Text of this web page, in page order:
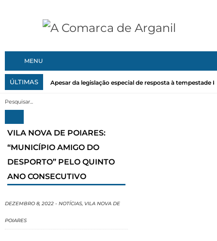
MENU
ÚLTIMAS Apesar da legislação especial de resposta à tempestade
VILA NOVA DE POIARES:
“MUNICÍPIO AMIGO DO
DESPORTO” PELO QUINTO
ANO CONSECUTIVO
DEZEMBRO 8, 2022 - NOTÍCIAS, VILA NOVA DE
POIARES